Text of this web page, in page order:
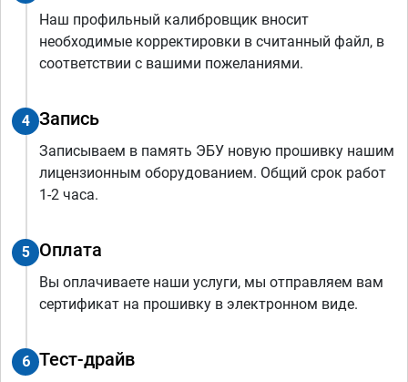
Наш профильный калибровщик вносит
необходимые корректировки в считанный файл, в
соответствии с вашими пожеланиями.
4 Запись
Записываем в память ЭБУ новую прошивку нашим
лицензионным оборудованием. Общий срок работ
1-2 часа.
5 Оплата
Вы оплачиваете наши услуги, мы отправляем вам
сертификат на прошивку в электронном виде.
6 Тест-драйв